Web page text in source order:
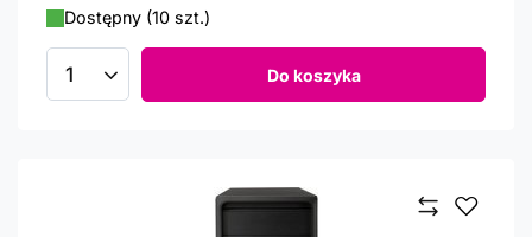
Dostępny (10 szt.)
Ilość produktów Do koszyka